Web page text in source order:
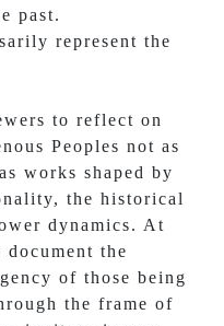
past.
represent the
to reflect on
Peoples not as
works shaped by
the historical
dynamics. At
the
of those being
the frame of